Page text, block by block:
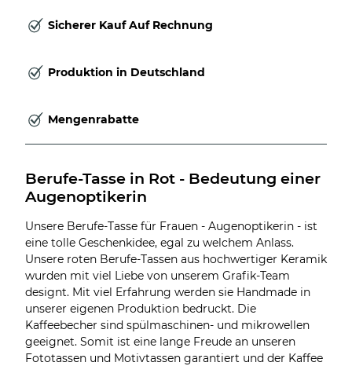
Sicherer Kauf Auf Rechnung
Produktion in Deutschland
Mengenrabatte
Berufe-Tasse in Rot - Bedeutung einer
Augenoptikerin
Unsere Berufe-Tasse für Frauen - Augenoptikerin - ist
eine tolle Geschenkidee, egal zu welchem Anlass.
Unsere roten Berufe-Tassen aus hochwertiger Keramik
wurden mit viel Liebe von unserem Grafik-Team
designt. Mit viel Erfahrung werden sie Handmade in
unserer eigenen Produktion bedruckt. Die
Kaffeebecher sind spülmaschinen- und mikrowellen
geeignet. Somit ist eine lange Freude an unseren
Fototassen und Motivtassen garantiert und der Kaffee